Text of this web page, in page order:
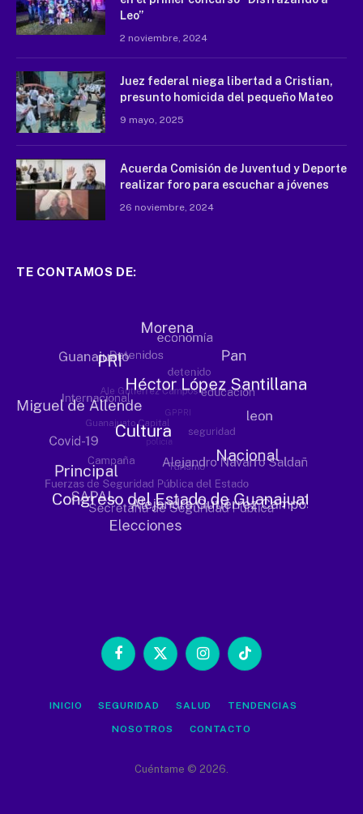
Leo”
2 noviembre, 2024
Juez federal niega libertad a Cristian,
presunto homicida del pequeño Mateo
9 mayo, 2025
Acuerda Comisión de Juventud y Deporte
realizar foro para escuchar a jóvenes
26 noviembre, 2024
TE CONTAMOS DE:
Facebook
X
InstagramTikTok
INICIO SEGURIDAD SALUD TENDENCIAS
NOSOTROS CONTACTO
Cuéntame © 2026.